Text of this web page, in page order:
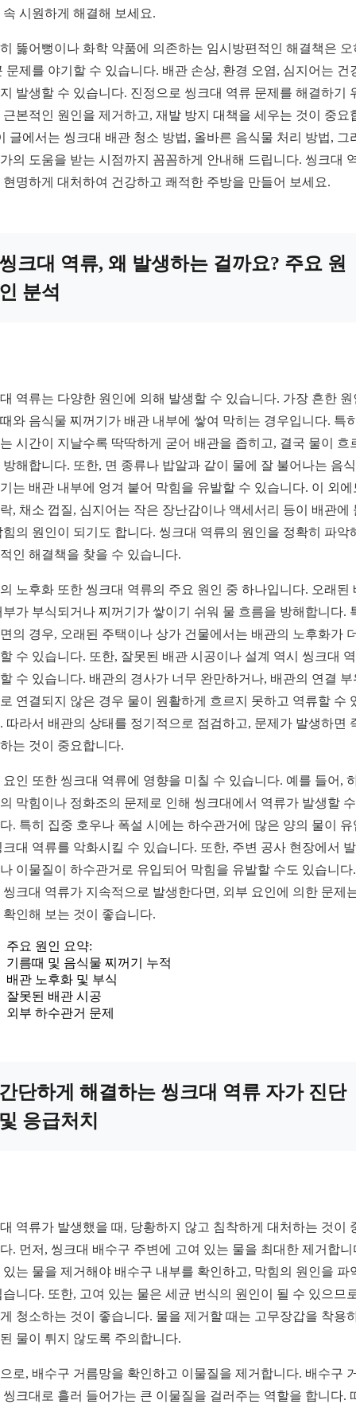
속 시원하게 해결해 보세요.
뚫어뻥이나 화학 약품에 의존하는 임시방편적인 해결책은 오
문제를 야기할 수 있습니다. 배관 손상, 환경 오염, 심지어는 건
발생할 수 있습니다. 진정으로 씽크대 역류 문제를 해결하기
근본적인 원인을 제거하고, 재발 방지 대책을 세우는 것이 중요
글에서는 씽크대 배관 청소 방법, 올바른 음식물 처리 방법, 그
의 도움을 받는 시점까지 꼼꼼하게 안내해 드립니다. 씽크대
현명하게 대처하여 건강하고 쾌적한 주방을 만들어 보세요.
크대 역류, 왜 발생하는 걸까요? 주요 원
분석
역류는 다양한 원인에 의해 발생할 수 있습니다. 가장 흔한 원
와 음식물 찌꺼기가 배관 내부에 쌓여 막히는 경우입니다. 특
시간이 지날수록 딱딱하게 굳어 배관을 좁히고, 결국 물이 흐
방해합니다. 또한, 면 종류나 밥알과 같이 물에 잘 불어나는 음
는 배관 내부에 엉겨 붙어 막힘을 유발할 수 있습니다. 이 외에
, 채소 껍질, 심지어는 작은 장난감이나 액세서리 등이 배관에
힘의 원인이 되기도 합니다. 씽크대 역류의 원인을 정확히 파악
인 해결책을 찾을 수 있습니다.
노후화 또한 씽크대 역류의 주요 원인 중 하나입니다. 오래된
부가 부식되거나 찌꺼기가 쌓이기 쉬워 물 흐름을 방해합니다.
의 경우, 오래된 주택이나 상가 건물에서는 배관의 노후화가
수 있습니다. 또한, 잘못된 배관 시공이나 설계 역시 씽크대
수 있습니다. 배관의 경사가 너무 완만하거나, 배관의 연결 부
연결되지 않은 경우 물이 원활하게 흐르지 못하고 역류할 수
따라서 배관의 상태를 정기적으로 점검하고, 문제가 발생하면
는 것이 중요합니다.
요인 또한 씽크대 역류에 영향을 미칠 수 있습니다. 예를 들어,
막힘이나 정화조의 문제로 인해 씽크대에서 역류가 발생할
. 특히 집중 호우나 폭설 시에는 하수관거에 많은 양의 물이 유
크대 역류를 악화시킬 수 있습니다. 또한, 주변 공사 현장에서
이물질이 하수관거로 유입되어 막힘을 유발할 수도 있습니다
씽크대 역류가 지속적으로 발생한다면, 외부 요인에 의한 문제
확인해 보는 것이 좋습니다.
주요 원인 요약:
기름때 및 음식물 찌꺼기 누적
배관 노후화 및 부식
잘못된 배관 시공
외부 하수관거 문제
단하게 해결하는 씽크대 역류 자가 진단
응급처치
역류가 발생했을 때, 당황하지 않고 침착하게 대처하는 것이
. 먼저, 씽크대 배수구 주변에 고여 있는 물을 최대한 제거합니
있는 물을 제거해야 배수구 내부를 확인하고, 막힘의 원인을 파
습니다. 또한, 고여 있는 물은 세균 번식의 원인이 될 수 있으므
청소하는 것이 좋습니다. 물을 제거할 때는 고무장갑을 착용
물이 튀지 않도록 주의합니다.
로, 배수구 거름망을 확인하고 이물질을 제거합니다. 배수구
씽크대로 흘러 들어가는 큰 이물질을 걸러주는 역할을 합니다.